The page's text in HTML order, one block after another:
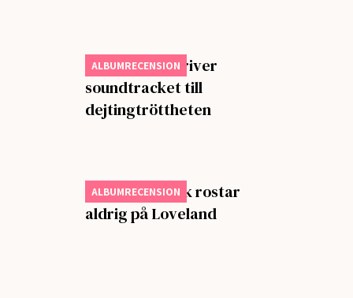
ALBUMRECENSION
Steve Lacy skriver
soundtracket till
dejtingtröttheten
ALBUMRECENSION
Gammal kärlek rostar
aldrig på Loveland